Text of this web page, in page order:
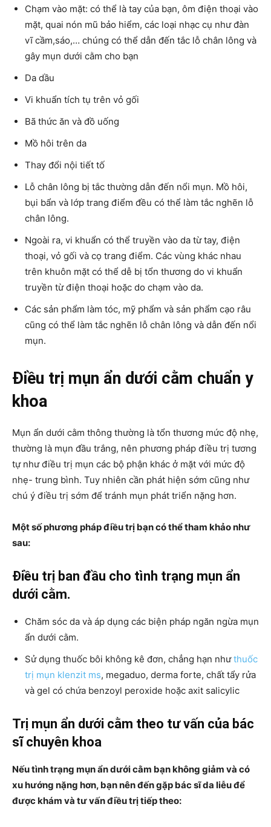
Chạm vào mặt: có thể là tay của bạn, ôm điện thoại vào
mặt, quai nón mũ bảo hiểm, các loại nhạc cụ như đàn
vĩ cầm,sáo,… chúng có thể dẫn đến tắc lỗ chân lông và
gây mụn dưới cằm cho bạn
Da dầu
Vi khuẩn tích tụ trên vỏ gối
Bã thức ăn và đồ uống
Mồ hôi trên da
Thay đổi nội tiết tố
Lỗ chân lông bị tắc thường dẫn đến nổi mụn. Mồ hôi,
bụi bẩn và lớp trang điểm đều có thể làm tắc nghẽn lỗ
chân lông.
Ngoài ra, vi khuẩn có thể truyền vào da từ tay, điện
thoại, vỏ gối và cọ trang điểm. Các vùng khác nhau
trên khuôn mặt có thể dễ bị tổn thương do vi khuẩn
truyền từ điện thoại hoặc do chạm vào da.
Các sản phẩm làm tóc, mỹ phẩm và sản phẩm cạo râu
cũng có thể làm tắc nghẽn lỗ chân lông và dẫn đến nổi
mụn.
Điều trị mụn ẩn dưới cằm chuẩn y
khoa
Mụn ẩn dưới cằm thông thường là tổn thương mức độ nhẹ,
thường là mụn đầu trắng, nên phương pháp điều trị tương
tự như điều trị mụn các bộ phận khác ở mặt với mức độ
nhẹ- trung bình. Tuy nhiên cần phát hiện sớm cũng như
chú ý điều trị sớm để tránh mụn phát triển nặng hơn.
Một số phương pháp điều trị bạn có thể tham khảo như
sau:
Điều trị ban đầu cho tình trạng mụn ẩn
dưới cằm.
Chăm sóc da và áp dụng các biện pháp ngăn ngừa mụn
ẩn dưới cằm.
Sử dụng thuốc bôi không kê đơn, chẳng hạn nhưthuốc
trị mụn klenzit ms, megaduo, derma forte, chất tẩy rửa
và gel có chứa benzoyl peroxide hoặc axit salicylic
Trị mụn ẩn dưới cằm theo tư vấn của bác
sĩ chuyên khoa
Nếu tình trạng mụn ẩn dưới cằm bạn không giảm và có
xu hướng nặng hơn, bạn nên đến gặp bác sĩ da liễu để
được khám và tư vấn điều trị tiếp theo: